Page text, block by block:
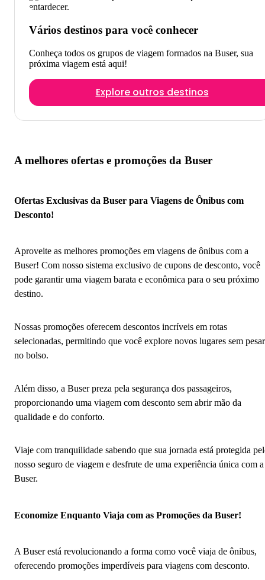
Vários destinos para você conhecer
Conheça todos os grupos de viagem formados na Buser, sua
próxima viagem está aqui!
Explore outros destinos
A melhores ofertas e promoções da Buser
Ofertas Exclusivas da Buser para Viagens de Ônibus com
Desconto!
Aproveite as melhores promoções em viagens de ônibus com a
Buser! Com nosso sistema exclusivo de cupons de desconto, você
pode garantir uma viagem barata e econômica para o seu próximo
destino.
Nossas promoções oferecem descontos incríveis em rotas
selecionadas, permitindo que você explore novos lugares sem pesar
no bolso.
Além disso, a Buser preza pela segurança dos passageiros,
proporcionando uma viagem com desconto sem abrir mão da
qualidade e do conforto.
Viaje com tranquilidade sabendo que sua jornada está protegida
nosso seguro de viagem e desfrute de uma experiência única com a
Buser.
Economize Enquanto Viaja com as Promoções da Buser!
A Buser está revolucionando a forma como você viaja de ônibus,
oferecendo promoções imperdíveis para viagens com desconto.